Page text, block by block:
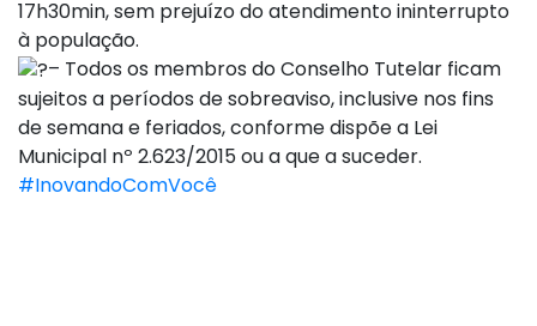
17h30min, sem prejuízo do atendimento ininterrupto
à população.
– Todos os membros do Conselho Tutelar ficam
sujeitos a períodos de sobreaviso, inclusive nos fins
de semana e feriados, conforme dispõe a Lei
Municipal nº 2.623/2015 ou a que a suceder.
#InovandoComVocê